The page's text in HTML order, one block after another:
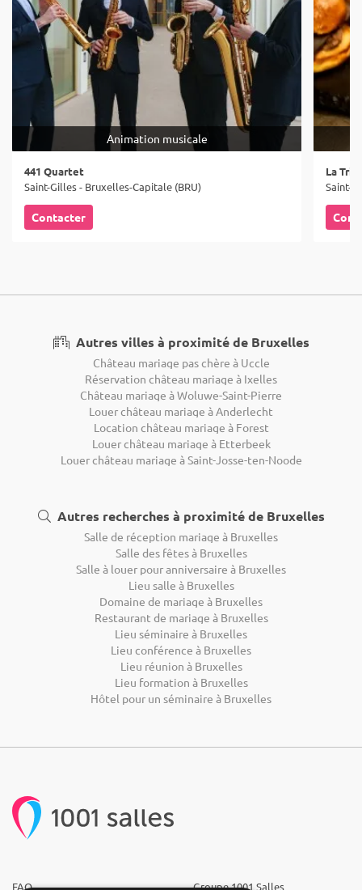
Animation musicale
441 Quartet
Saint-Gilles - Bruxelles-Capitale (BRU)
Contacter
La
Saint-
Autres villes à proximité de Bruxelles
Château mariage pas chère à Uccle
Réservation château mariage à Ixelles
Château mariage à Woluwe-Saint-Pierre
Louer château mariage à Anderlecht
Location château mariage à Forest
Louer château mariage à Etterbeek
Louer château mariage à Saint-Josse-ten-Noode
Autres recherches à proximité de Bruxelles
Salle de réception mariage à Bruxelles
Salle des fêtes à Bruxelles
Salle à louer pour anniversaire à Bruxelles
Lieu salle à Bruxelles
Domaine de mariage à Bruxelles
Restaurant de mariage à Bruxelles
Lieu séminaire à Bruxelles
Lieu conférence à Bruxelles
Lieu réunion à Bruxelles
Lieu formation à Bruxelles
Hôtel pour un séminaire à Bruxelles
FAQ Groupe 1001 Salles